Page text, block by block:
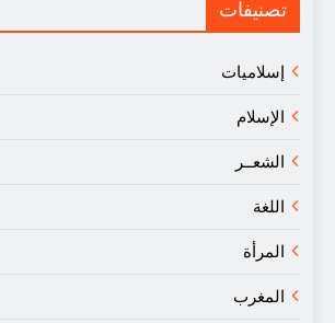
النقد
تصنيفات
إسلاميات
الإسلام
الشعــر
اللغة
المرأة
المغرب